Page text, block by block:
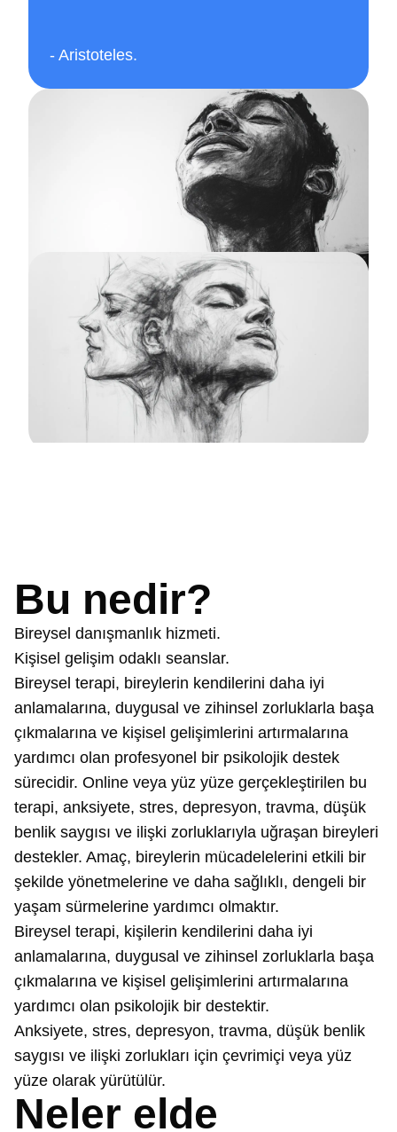
- Aristoteles.
Bu nedir?
Bireysel danışmanlık hizmeti.
Kişisel gelişim odaklı seanslar.
Bireysel terapi, bireylerin kendilerini daha iyi
anlamalarına, duygusal ve zihinsel zorluklarla başa
çıkmalarına ve kişisel gelişimlerini artırmalarına
yardımcı olan profesyonel bir psikolojik destek
sürecidir. Online veya yüz yüze gerçekleştirilen bu
terapi, anksiyete, stres, depresyon, travma, düşük
benlik saygısı ve ilişki zorluklarıyla uğraşan bireyleri
destekler. Amaç, bireylerin mücadelelerini etkili bir
şekilde yönetmelerine ve daha sağlıklı, dengeli bir
yaşam sürmelerine yardımcı olmaktır.
Bireysel terapi, kişilerin kendilerini daha iyi
anlamalarına, duygusal ve zihinsel zorluklarla başa
çıkmalarına ve kişisel gelişimlerini artırmalarına
yardımcı olan psikolojik bir destektir.
Anksiyete, stres, depresyon, travma, düşük benlik
saygısı ve ilişki zorlukları için çevrimiçi veya yüz
yüze olarak yürütülür.
Neler elde